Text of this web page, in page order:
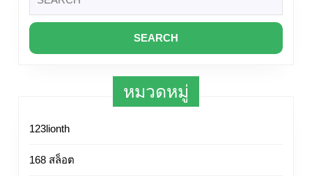
ราชภัฏ
for:
หมวดหมู่
123lionth
168 สล็อต